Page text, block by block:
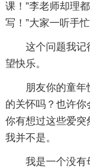
课！”李老师却理
写！”大家一听手
这个问题我记
望快乐。
朋友你的童
的关怀吗？也许你
你有想过这些爱突
我并不是。
我是一个没有